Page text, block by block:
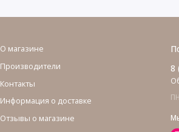
О магазине
Производители
Контакты
Информация о доставке
Отзывы о магазине
8